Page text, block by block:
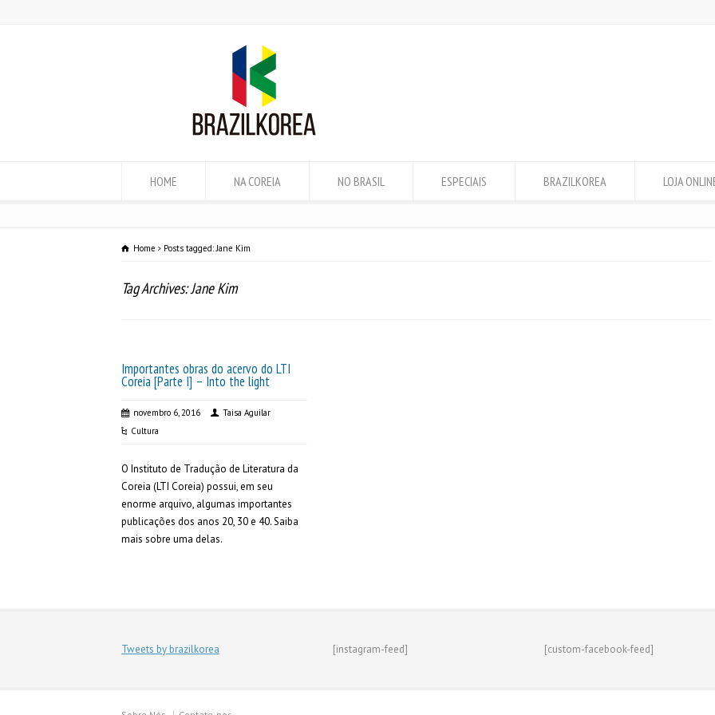
HOME NA COREIA NO BRASIL ESPECIAIS BRAZILKOREA LOJA
Home Posts tagged: Jane Kim
Tag Archives: Jane Kim
Importantes obras do acervo do LTI
Coreia [Parte I] – Into the light
novembro 6, 2016
Taisa Aguilar
Cultura
O Instituto de Tradução de Literatura da
Coreia (LTI Coreia) possui, em seu
enorme arquivo, algumas importantes
publicações dos anos 20, 30 e 40. Saiba
mais sobre uma delas.
Tweets by brazilkorea [instagram-feed] [custom-facebook-feed]